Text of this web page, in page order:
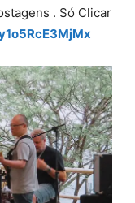
. Só Clicar